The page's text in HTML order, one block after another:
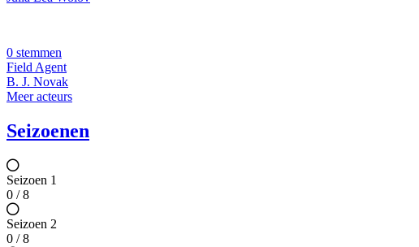
0 stemmen
Field Agent
B. J. Novak
Meer acteurs
Seizoenen
Seizoen 1
0 / 8
Seizoen 2
0 / 8